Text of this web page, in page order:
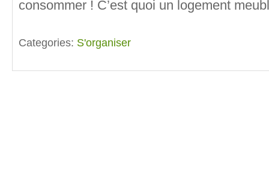
consommer ! C’est quoi un logement
Categories: S'organiser